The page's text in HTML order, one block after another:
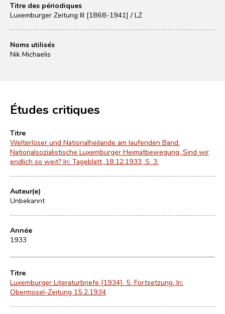
Titre des périodiques
Luxemburger Zeitung III [1868-1941] / LZ
Noms utilisés
Nik Michaelis
Études critiques
Titre
Welterlöser und Nationalheilande am laufenden Band.
Nationalsozialistische Luxemburger Heimatbewegung. Sind wir
endlich so weit? In: Tageblatt, 18.12.1933, S. 3.
Auteur(e)
Unbekannt
Année
1933
Titre
Luxemburger Literaturbriefe [1934]. 5. Fortsetzung. In:
Obermosel-Zeitung 15.2.1934